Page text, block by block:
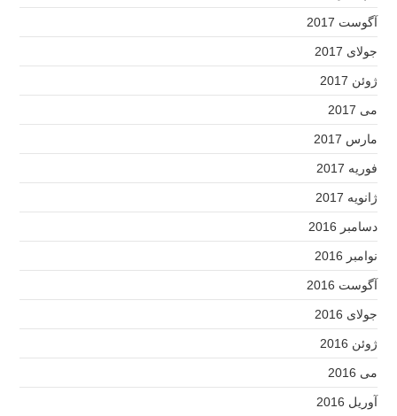
آگوست 2017
جولای 2017
ژوئن 2017
می 2017
مارس 2017
فوریه 2017
ژانویه 2017
دسامبر 2016
نوامبر 2016
آگوست 2016
جولای 2016
ژوئن 2016
می 2016
آوریل 2016